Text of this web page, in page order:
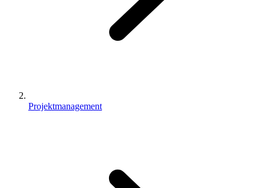
Projektmanagement